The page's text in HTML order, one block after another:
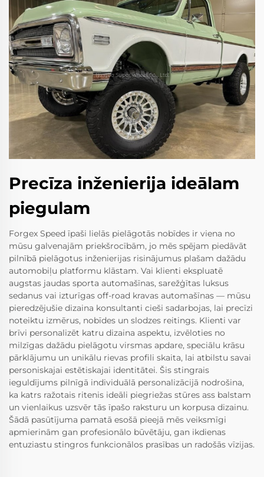
Precīza inženierija ideālam
piegulam
Forgex Speed īpaši lielās pielāgotās nobīdes ir viena no
mūsu galvenajām priekšrocībām, jo mēs spējam piedāvāt
pilnībā pielāgotus inženierijas risinājumus plašam dažādu
automobiļu platformu klāstam. Vai klienti ekspluatē
augstas jaudas sporta automašīnas, sarežģītas luksus
sedanus vai izturīgas off-road kravas automašīnas — mūsu
pieredzējušie dizaina konsultanti cieši sadarbojas, lai precīzi
noteiktu izmērus, nobīdes un slodzes reitings. Klienti var
brīvi personalizēt katru dizaina aspektu, izvēloties no
milzīgas dažādu pielāgotu virsmas apdare, speciālu krāsu
pārklājumu un unikālu rievas profili skaita, lai atbilstu savai
personiskajai estētiskajai identitātei. Šis stingrais
ieguldījums pilnīgā individuālā personalizācijā nodrošina,
ka katrs ražotais ritenis ideāli piegriežas stūres ass balstam
un vienlaikus uzsvēr tās īpašo raksturu un korpusa dizainu.
Šādā pasūtījuma pamatā esošā pieejā mēs veiksmīgi
apmierinām gan profesionālo būvētāju, gan ikdienas
entuziastu stingros funkcionālos prasības un radošās vīzijas.